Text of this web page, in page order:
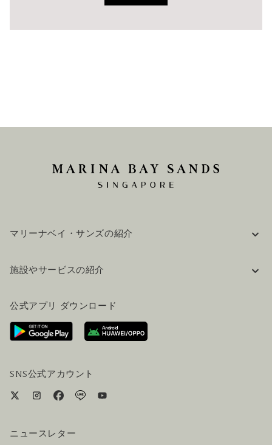
マリーナベイ・サンズの紹介
採用情報
お問い合わせ
施設やサービスの紹介
ご来場にあたって
ホテルへのアクセス
ビジター向けサービス
公式アプリ ダウンロード
SNS公式アカウント
ニュースレター